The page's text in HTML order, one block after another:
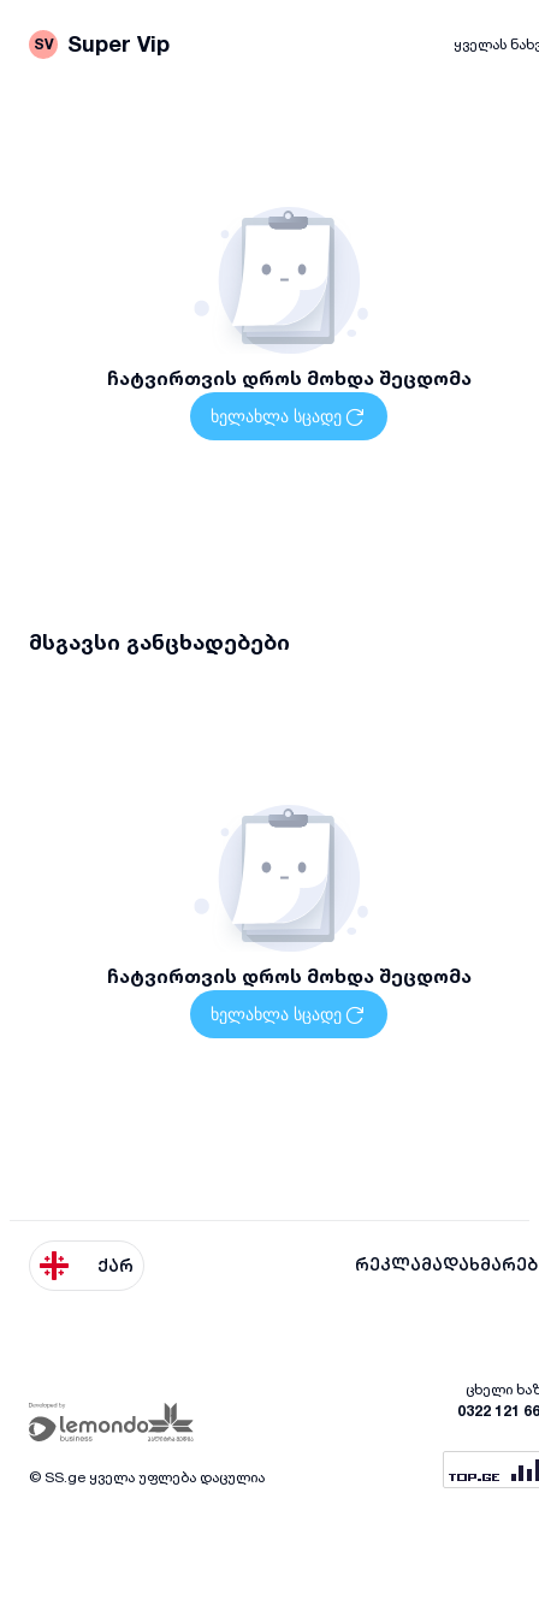
SV Super Vip ყველას
ჩატვირთვის დროს მოხდა შეცდომა
ხელახლა სცადე
მსგავსი განცხადებები
ჩატვირთვის დროს მოხდა შეცდომა
ხელახლა სცადე
ქარ რეკლამა
ცხელი
0322 121
© SS.ge ყველა უფლება დაცულია